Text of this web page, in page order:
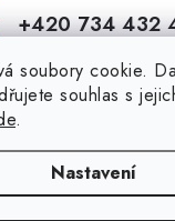
soubory cookie.
souhlas s
.
Nastavení
+420 734 432